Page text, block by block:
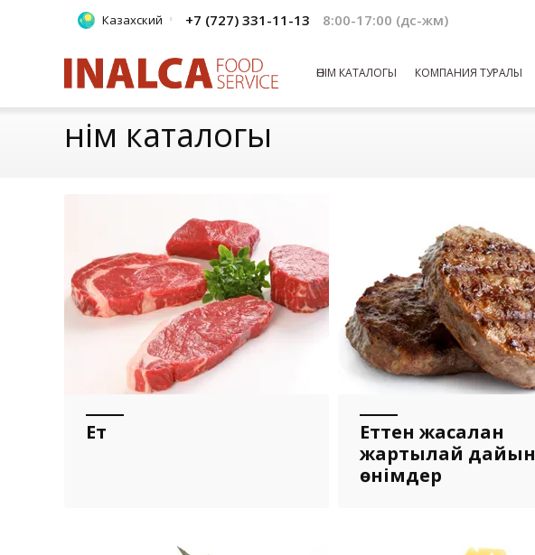
Казахский +7 (727) 331-11-13 8:00-17:00 (дс-жм)
ӨНІМ КАТАЛОГЫ КОМПАНИЯ ТУРАЛЫ
Өнім каталогы
Ет
Еттен жасалған
жартылай дайын
өнімдер